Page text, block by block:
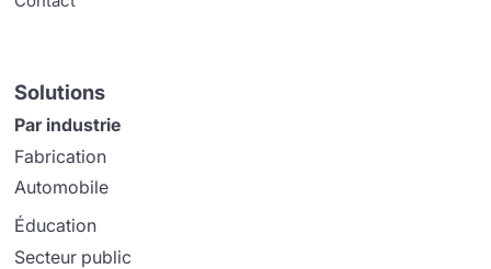
Solutions
Par industrie
Fabrication
Automobile
Éducation
Secteur public